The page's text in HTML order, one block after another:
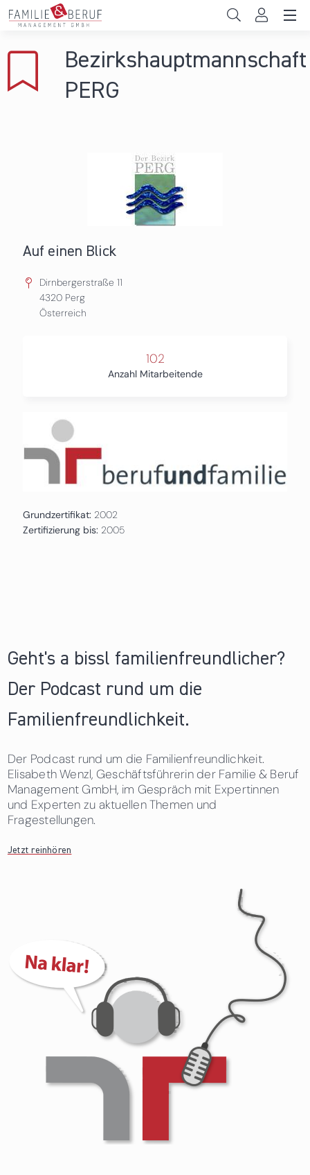
Direkt zum Inhalt
Gemeinden
Bezirkshauptmannschaft
PERG
Auf einen Blick
Dirnbergerstraße 11
4320 Perg
Österreich
102
Anzahl Mitarbeitende
Grundzertifikat: 2002
Zertifizierung bis: 2005
Geht's a bissl familienfreundlicher?
Der Podcast rund um die
Familienfreundlichkeit.
Der Podcast rund um die Familienfreundlichkeit.
Elisabeth Wenzl, Geschäftsführerin der Familie & Beruf
Management GmbH, im Gespräch mit Expertinnen
und Experten zu aktuellen Themen und
Fragestellungen.
Jetzt reinhören